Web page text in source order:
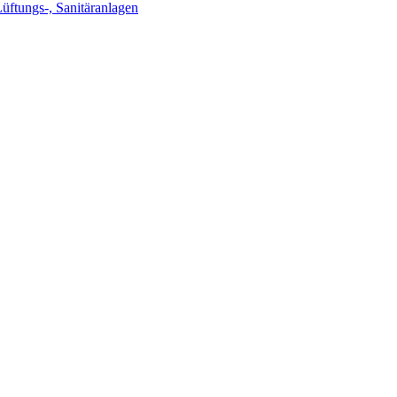
, Sanitäranlagen